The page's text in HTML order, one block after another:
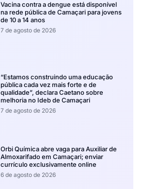
Vacina contra a dengue está disponível
na rede pública de Camaçari para jovens
de 10 a 14 anos
7 de agosto de 2026
“Estamos construindo uma educação
pública cada vez mais forte e de
qualidade”, declara Caetano sobre
melhoria no Ideb de Camaçari
7 de agosto de 2026
Orbi Química abre vaga para Auxiliar de
Almoxarifado em Camaçari; enviar
currículo exclusivamente online
6 de agosto de 2026